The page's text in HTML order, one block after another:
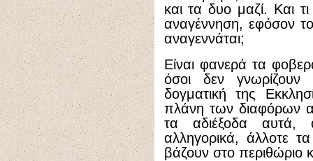
και τα δυο μαζί. Και
αναγέννηση, εφόσον
αναγεννάται;
Είναι φανερά τα
όσοι δεν
δογματική της
πλάνη των διαφόρων
τα αδιέξοδα αυτά,
αλληγορικά, άλλοτε
βάζουν στο περιθώριο